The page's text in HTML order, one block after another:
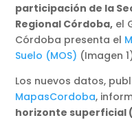
participación de la
Regional Córdoba, el
Córdoba presenta el
Suelo (MOS) (Imagen
Los nuevos datos,
MapasCordoba,
horizonte superficial